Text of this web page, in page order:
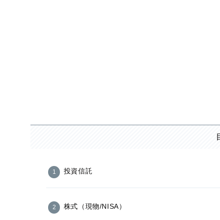
投資信託
株式（現物/NISA）